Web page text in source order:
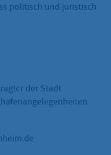
politisch und juristisch
der Stadt